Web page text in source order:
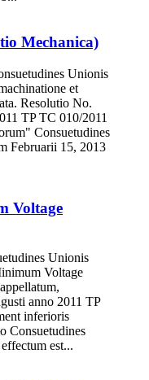
Mechanica)
Unionis
et
Resolutio No.
TP TC 010/2011
Consuetudines
Februarii 15, 2013
Voltage
Unionis
Voltage
anno 2011 TP
inferioris
Consuetudines
est...